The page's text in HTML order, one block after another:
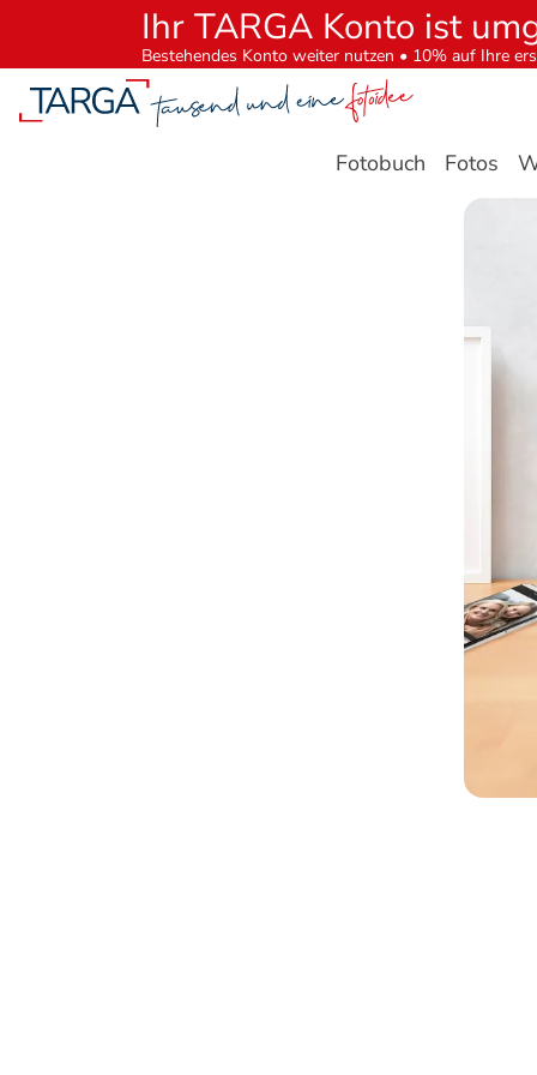
Ihr TARGA Konto ist
Bestehendes Konto weiter nutzen • 10% auf Ihre
Fotobuch Fotos